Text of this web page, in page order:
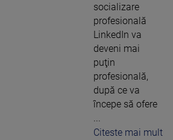
socializare
profesională
LinkedIn va
deveni mai
puţin
profesională,
după ce va
începe să ofere
Citeste mai mult